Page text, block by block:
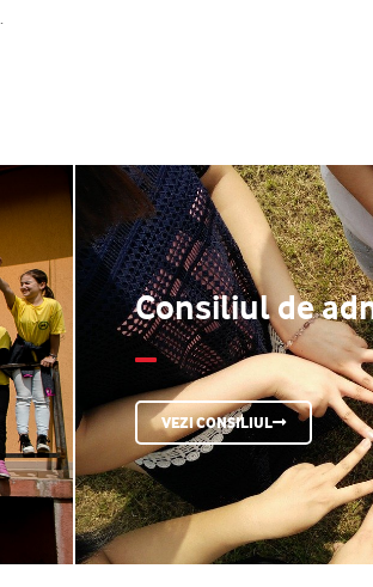
Consiliul de
VEZI CONSILIUL